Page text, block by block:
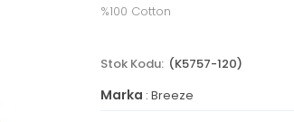
%100 Cotton
(K5757-120)
Marka : Breeze